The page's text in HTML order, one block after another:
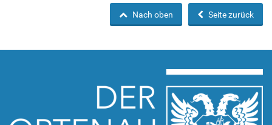
Seite zurück
Nach oben